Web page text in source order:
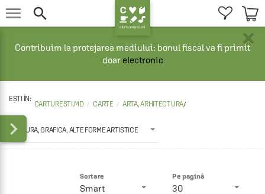
 
×
Contribuim la protejarea mediului: bonul fiscal va fi primit
doar electronic
CARTURESTI.MD CARTE ARTA, ARHITECTURA/
PICTURA, GRAFICA, ALTE FORME ARTISTICE

Pe pagină
30
Sortare
Smart